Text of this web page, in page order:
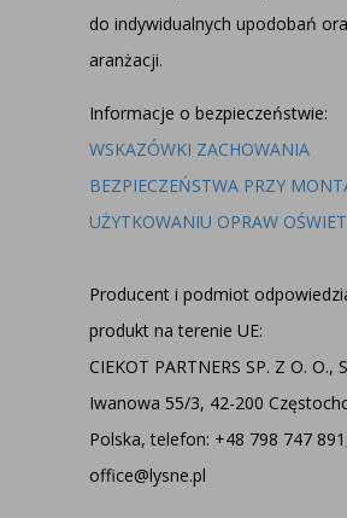
do indywidualnych upodobań
aranżacji.
Informacje o bezpieczeństwie:
WSKAZÓWKI ZACHOWANIA
BEZPIECZEŃSTWA PRZY
UŻYTKOWANIU OPRAW
Producent i podmiot
produkt na terenie UE:
CIEKOT PARTNERS SP. Z O. O.,
Iwanowa 55/3, 42-200
Polska, telefon: +48 798 747
office@lysne.pl